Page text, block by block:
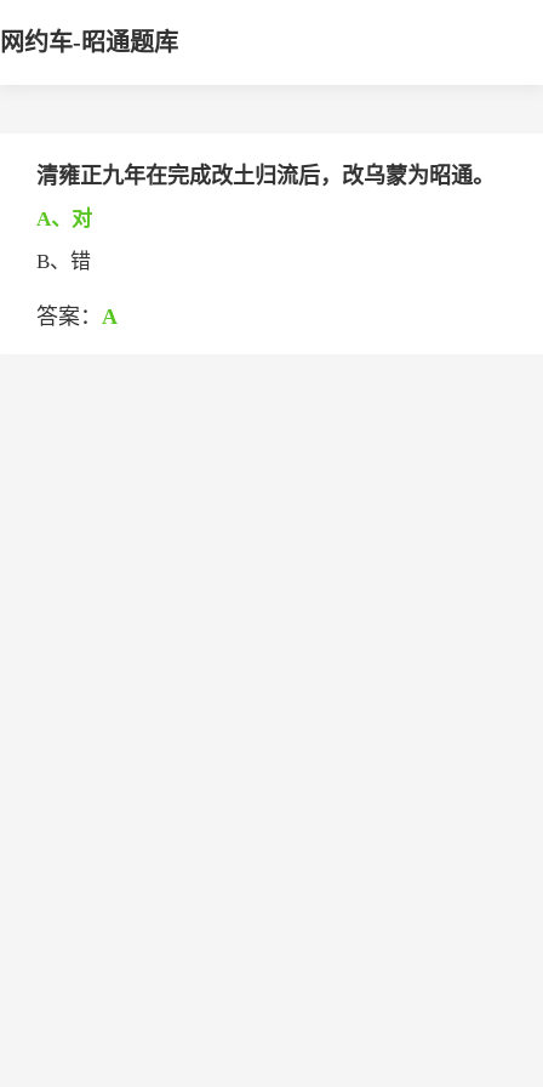
网约车-昭通题库
清雍正九年在完成改土归流后，改乌蒙为昭通。
A、对
B、错
答案： A